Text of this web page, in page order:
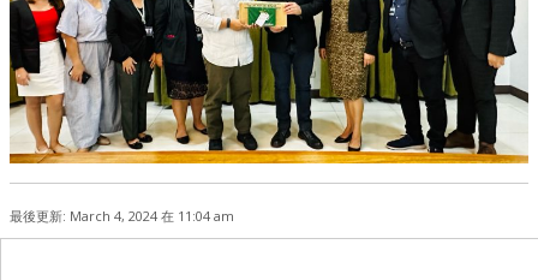
最後更新: March 4, 2024 在 11:04 am